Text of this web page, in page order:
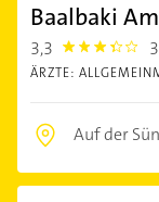
Baalbaki
3,3 3.3
ÄRZTE:
Auf der